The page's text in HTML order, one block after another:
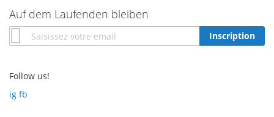
Auf dem Laufenden bleiben
Inscription
à
:
Inscription
Follow us!
ig fb